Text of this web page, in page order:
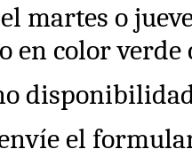
martes o
en color
el